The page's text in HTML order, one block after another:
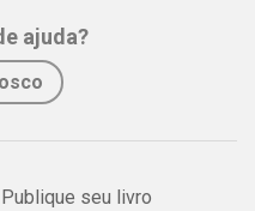
ajuda?
Publique seu livro